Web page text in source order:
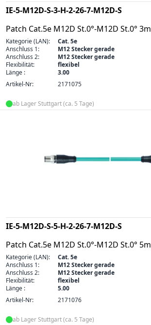
IE-5-M12D-S-3-H-2-26-7-M12D-S
Patch Cat.5e M12D St.0°-M12D St.0° 3m
Kategorie (LAN):
Cat. 5e
Anschluss 1:
M12 Stecker gerade
Anschluss 2:
M12 Stecker gerade
Flexibilität:
flexibel
Länge :
3.00
Artikel-Nr:
2171075
ab Lager Stuttgart (ca. 5 Tage)
IE-5-M12D-S-5-H-2-26-7-M12D-S
Patch Cat.5e M12D St.0°-M12D St.0° 5m
Kategorie (LAN):
Cat. 5e
Anschluss 1:
M12 Stecker gerade
Anschluss 2:
M12 Stecker gerade
Flexibilität:
flexibel
Länge :
5.00
Artikel-Nr:
2171076
ab Lager Stuttgart (ca. 5 Tage)